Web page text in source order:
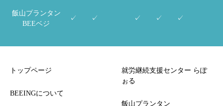
飯山プランタン
BEEベジ
✓ ✓ ✓ ✓ ✓
トップページ
BEEINGについて
就労継続支援センター らぽ
ぉる
飯山プランタン